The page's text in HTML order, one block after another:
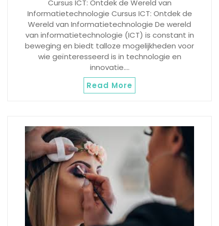
Cursus ICT: Ontdek de Wereld van
Informatietechnologie Cursus ICT: Ontdek de
Wereld van Informatietechnologie De wereld
van informatietechnologie (ICT) is constant in
beweging en biedt talloze mogelijkheden voor
wie geïnteresseerd is in technologie en
innovatie.…
Read More